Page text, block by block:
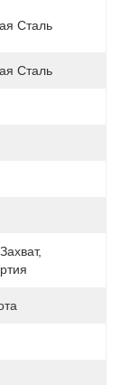
Сталь
Сталь